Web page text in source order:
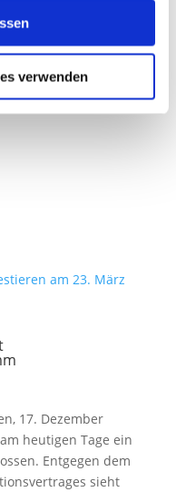
kontaktieren können
verarbeiten.
von derCookie-
verwenden
14. Januar 2026
2025 gab es
Das sind
weniger als Ende
17. Dezember
heutigen Tage ein
Entgegen dem
sieht